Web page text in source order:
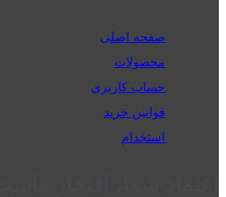
صفحه اصلی
محصولات
حساب کاربری
قوانین خرید
استخدام